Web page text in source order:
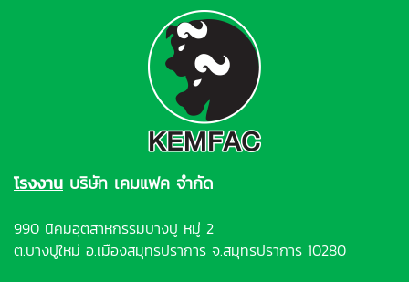
โรงงาน บริษัท เคมแฟค จำกัด
990 นิคมอุตสาหกรรมบางปู หมู่ 2
ต.บางปูใหม่ อ.เมืองสมุทรปราการ จ.สมุทรปราการ 10280